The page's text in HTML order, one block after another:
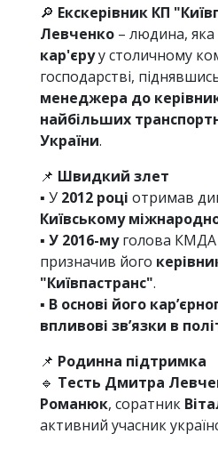
🔎 Екскерівник КП
Левченко – людина, яка
кар'єруу столичному
господарстві,
менеджера до
найбільших
України.
📌 Швидкий злет
▪️ У 2012 році отримав
Київському
▪️ У 2016-муголова КМДА
призначив його
"Київпастранс".
▪️ В основі його
впливові зв’язки в
📌 Родинна підтримка
🔹 Тесть Дмитра
Романюк, соратник
активний учасник